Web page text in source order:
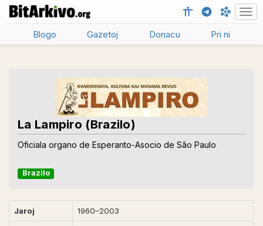
Blogo Gazetoj Donacu Pri ni
La Lampiro (Brazilo)
Oficiala organo de Esperanto-Asocio de São Paulo
Brazilo
Jaroj 1960–2003